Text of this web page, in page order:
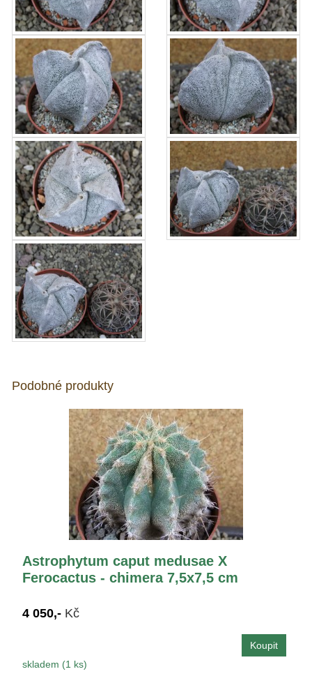
Podobné produkty
Astrophytum caput medusae X
Ferocactus - chimera 7,5x7,5 cm
4 050,- Kč
skladem (1 ks)